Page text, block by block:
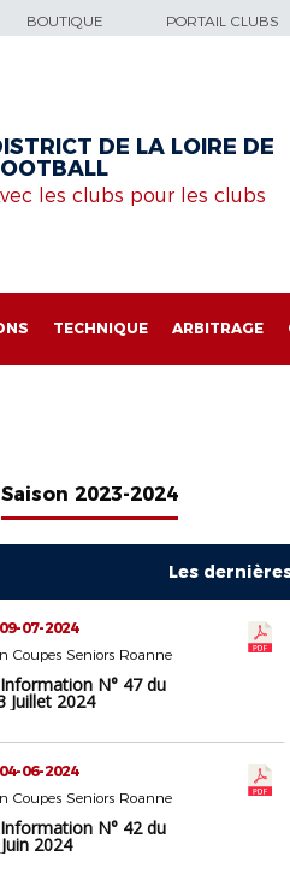
BOUTIQUE PORTAIL CLUBS
DE LA LOIRE DE
les clubs pour les clubs
TECHNIQUE ARBITRAGE
Saison 2023-2024
Les
07-2024
Coupes Seniors Roanne
N° 47 du
Juillet 2024
06-2024
Coupes Seniors Roanne
N° 42 du
2024